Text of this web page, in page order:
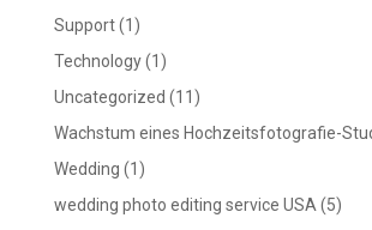
Support(1)
Technology(1)
Uncategorized (11)
Wachstum eines Hochzeitsfotografie-
Wedding (1)
wedding photo editing service USA (5)